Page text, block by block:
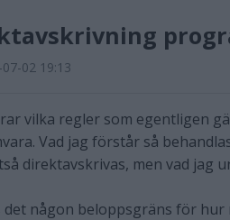
02 19:13
vilka regler som egentligen
Vad jag förstår så
direktavskrivas, men vad jag
det någon beloppsgräns för